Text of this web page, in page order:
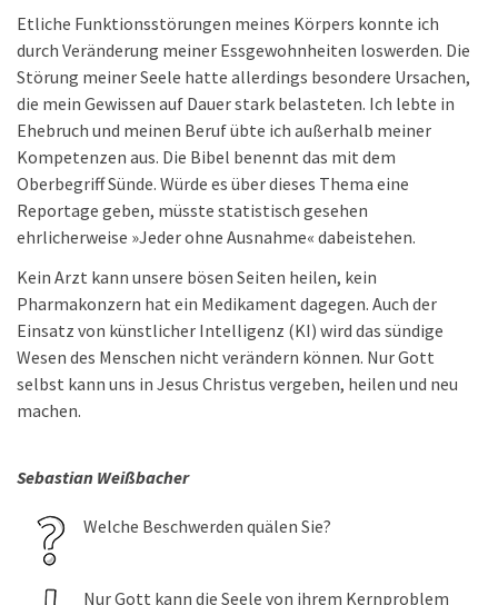
Etliche Funktionsstörungen meines Körpers konnte ich
durch Veränderung meiner Essgewohnheiten loswerden. Die
Störung meiner Seele hatte allerdings besondere Ursachen,
die mein Gewissen auf Dauer stark belasteten. Ich lebte in
Ehebruch und meinen Beruf übte ich außerhalb meiner
Kompetenzen aus. Die Bibel benennt das mit dem
Oberbegriff Sünde. Würde es über dieses Thema eine
Reportage geben, müsste statistisch gesehen
ehrlicherweise »Jeder ohne Ausnahme« dabeistehen.
Kein Arzt kann unsere bösen Seiten heilen, kein
Pharmakonzern hat ein Medikament dagegen. Auch der
Einsatz von künstlicher Intelligenz (KI) wird das sündige
Wesen des Menschen nicht verändern können. Nur Gott
selbst kann uns in Jesus Christus vergeben, heilen und neu
machen.
Sebastian Weißbacher
Welche Beschwerden quälen Sie?
Nur Gott kann die Seele von ihrem Kernproblem